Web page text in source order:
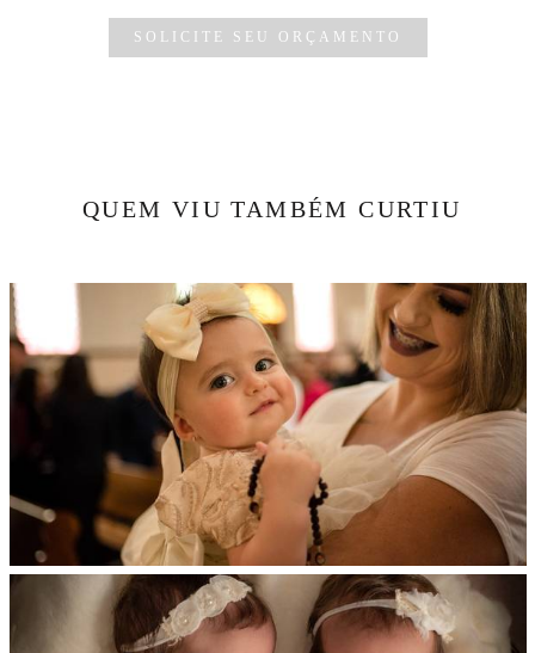
SOLICITE SEU ORÇAMENTO
QUEM VIU TAMBÉM CURTIU